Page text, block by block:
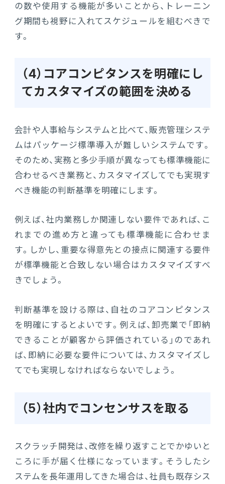
の数や使用する機能が多いことから、トレーニン
グ期間も視野に入れてスケジュールを組むべきで
す。
（4）コアコンピタンスを明確にし
てカスタマイズの範囲を決める
会計や人事給与システムと比べて、販売管理システ
ムはパッケージ標準導入が難しいシステムです。
そのため、実務と多少手順が異なっても標準機能に
合わせるべき業務と、カスタマイズしてでも実現す
べき機能の判断基準を明確にします。
例えば、社内業務しか関連しない要件であれば、こ
れまでの進め方と違っても標準機能に合わせま
す。しかし、重要な得意先との接点に関連する要件
が標準機能と合致しない場合はカスタマイズすべ
きでしょう。
判断基準を設ける際は、自社のコアコンピタンス
を明確にするとよいです。例えば、卸売業で「即納
できることが顧客から評価されている」のであれ
ば、即納に必要な要件については、カスタマイズし
てでも実現しなければならないでしょう。
（5）社内でコンセンサスを取る
スクラッチ開発は、改修を繰り返すことでかゆいと
ころに手が届く仕様になっています。そうしたシ
ステムを長年運用してきた場合は、社員も既存シス